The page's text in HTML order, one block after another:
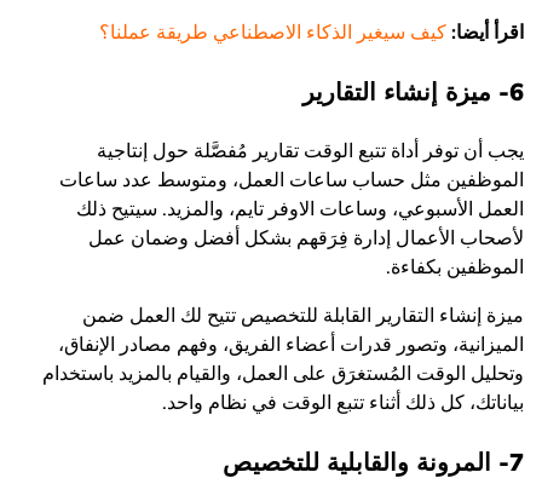
اقرأ أيضا:كيف سيغير الذكاء الاصطناعي طريقة عملنا؟
6- ميزة إنشاء التقارير
يجب أن توفر أداة تتبع الوقت تقارير مُفصَّلة حول إنتاجية
الموظفين مثل حساب ساعات العمل، ومتوسط عدد ساعات
العمل الأسبوعي، وساعات الاوفر تايم، والمزيد. سيتيح ذلك
لأصحاب الأعمال إدارة فِرَقهم بشكل أفضل وضمان عمل
الموظفين بكفاءة.
ميزة إنشاء التقارير القابلة للتخصيص تتيح لك العمل ضمن
الميزانية، وتصور قدرات أعضاء الفريق، وفهم مصادر الإنفاق،
وتحليل الوقت المُستغرَق على العمل، والقيام بالمزيد باستخدام
بياناتك، كل ذلك أثناء تتبع الوقت في نظام واحد.
7- المرونة والقابلية للتخصيص